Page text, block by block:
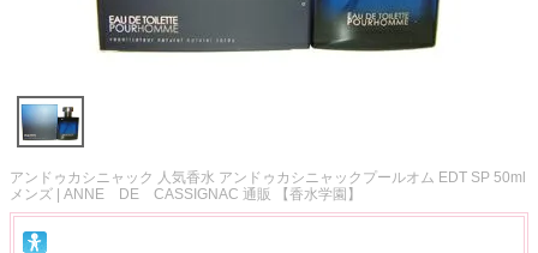
アンドゥカシニャック 人気香水 アンドゥカシニャックプールオム EDT SP 50ml
メンズ | ANNE DE CASSIGNAC 通販 【香水学園】